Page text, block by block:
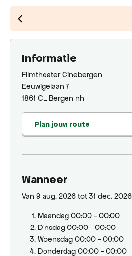
Informatie
Filmtheater Cinebergen
Eeuwigelaan 7
1861 CL Bergen nh
Plan jouw route
Wanneer
Van 9 aug. 2026 tot 31 dec. 2026
Maandag 00:00 - 00:00
Dinsdag 00:00 - 00:00
Woensdag 00:00 - 00:00
Donderdag 00:00 - 00:00